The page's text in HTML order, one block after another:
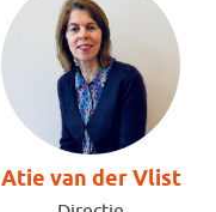
Atie van der Vlist